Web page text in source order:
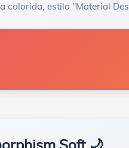
colorida, estilo "Material